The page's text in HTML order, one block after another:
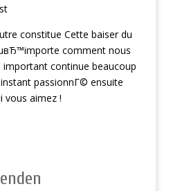
constitue Cette baiser du
comment nous
important continue beaucoup
passionnГ© ensuite
vous aimez !